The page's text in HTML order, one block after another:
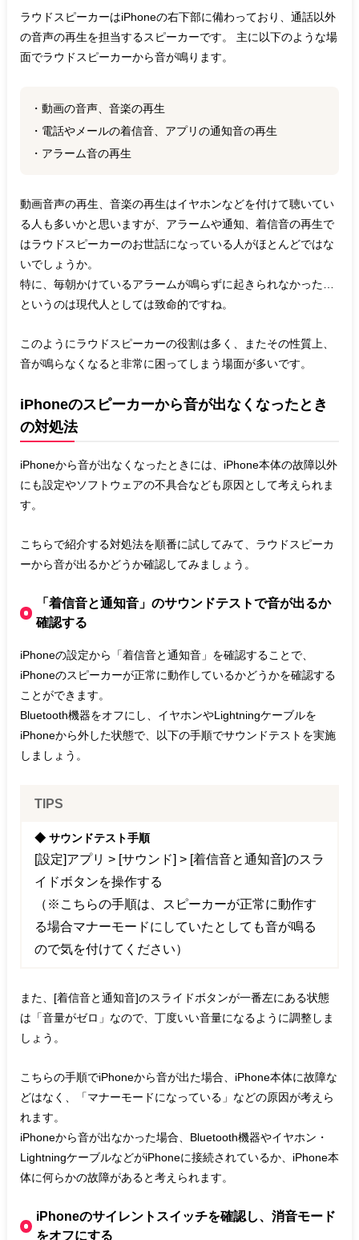
ラウドスピーカーはiPhoneの右下部に備わっており、通話以外
の音声の再生を担当するスピーカーです。 主に以下のような場
面でラウドスピーカーから音が鳴ります。
・動画の音声、音楽の再生
・電話やメールの着信音、アプリの通知音の再生
・アラーム音の再生
動画音声の再生、音楽の再生はイヤホンなどを付けて聴いてい
る人も多いかと思いますが、アラームや通知、着信音の再生で
はラウドスピーカーのお世話になっている人がほとんどではな
いでしょうか。
特に、毎朝かけているアラームが鳴らずに起きられなかった…
というのは現代人としては致命的ですね。
このようにラウドスピーカーの役割は多く、またその性質上、
音が鳴らなくなると非常に困ってしまう場面が多いです。
iPhoneのスピーカーから音が出なくなったとき
の対処法
iPhoneから音が出なくなったときには、iPhone本体の故障以外
にも設定やソフトウェアの不具合なども原因として考えられま
す。
こちらで紹介する対処法を順番に試してみて、ラウドスピーカ
ーから音が出るかどうか確認してみましょう。
「着信音と通知音」のサウンドテストで音が出るか
確認する
iPhoneの設定から「着信音と通知音」を確認することで、
iPhoneのスピーカーが正常に動作しているかどうかを確認する
ことができます。
Bluetooth機器をオフにし、イヤホンやLightningケーブルを
iPhoneから外した状態で、以下の手順でサウンドテストを実施
しましょう。
TIPS
◆ サウンドテスト手順
[設定]アプリ > [サウンド] > [着信音と通知音]のスラ
イドボタンを操作する
（※こちらの手順は、スピーカーが正常に動作す
る場合マナーモードにしていたとしても音が鳴る
ので気を付けてください）
また、[着信音と通知音]のスライドボタンが一番左にある状態
は「音量がゼロ」なので、丁度いい音量になるように調整しま
しょう。
こちらの手順でiPhoneから音が出た場合、iPhone本体に故障な
どはなく、「マナーモードになっている」などの原因が考えら
れます。
iPhoneから音が出なかった場合、Bluetooth機器やイヤホン・
LightningケーブルなどがiPhoneに接続されているか、iPhone本
体に何らかの故障があると考えられます。
iPhoneのサイレントスイッチを確認し、消音モード
をオフにする